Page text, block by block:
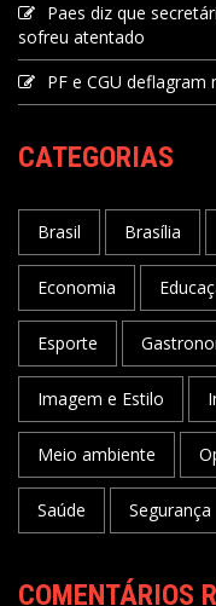
Paes diz que
sofreu atentado
PF e CGU
CATEGORIAS
Brasil Brasília
Economia
Esporte
Imagem e Estilo
Meio ambiente
Saúde Segurança
COMENTÁRIOS